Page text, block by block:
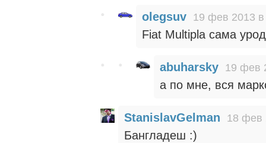
olegsuv 19 фев 2013
Fiat Multipla сама
abuharsky 19 фев
а по мне, вся
StanislavGelman 18 фев
Бангладеш :)